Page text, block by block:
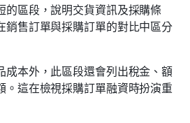
的區段，說明交貨資訊及採購條
銷售訂單與採購訂單的對比中區分
成本外，此區段還會列出稅金、額
。這在檢視採購訂單融資時扮演重